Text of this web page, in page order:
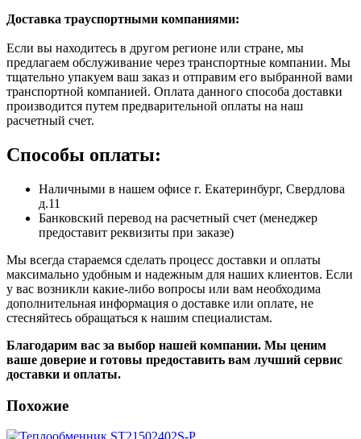
Доставка траyспортными компаниями:
Если вы находитесь в другом регионе или стране, мы
предлагаем обслуживание через транспортные компании. Мы
тщательно упакуем ваш заказ и отправим его выбранной вами
транспортной компанией. Оплата данного способа доставки
производится путем предварительной оплаты на наш
расчетный счет.
Способы оплаты:
Наличными в нашем офисе г. Екатеринбург, Свердлова
д.11
Банковский перевод на расчетный счет (менеджер
предоставит реквизиты при заказе)
Мы всегда стараемся сделать процесс доставки и оплаты
максимально удобным и надежным для наших клиентов. Если
у вас возникли какие-либо вопросы или вам необходима
дополнительная информация о доставке или оплате, не
стесняйтесь обращаться к нашим специалистам.
Благодарим вас за выбор нашей компании. Мы ценим
ваше доверие и готовы предоставить вам лучший сервис
доставки и оплаты.
Похожие